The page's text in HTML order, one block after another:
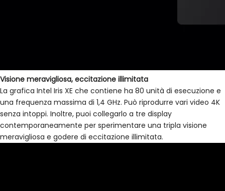
Visione meravigliosa, eccitazione illimitata
La grafica Intel Iris XE che contiene ha 80 unità di esecuzione e
una frequenza massima di 1,4 GHz. Può riprodurre vari video 4K
senza intoppi. Inoltre, puoi collegarlo a tre display
contemporaneamente per sperimentare una tripla visione
meravigliosa e godere di eccitazione illimitata.